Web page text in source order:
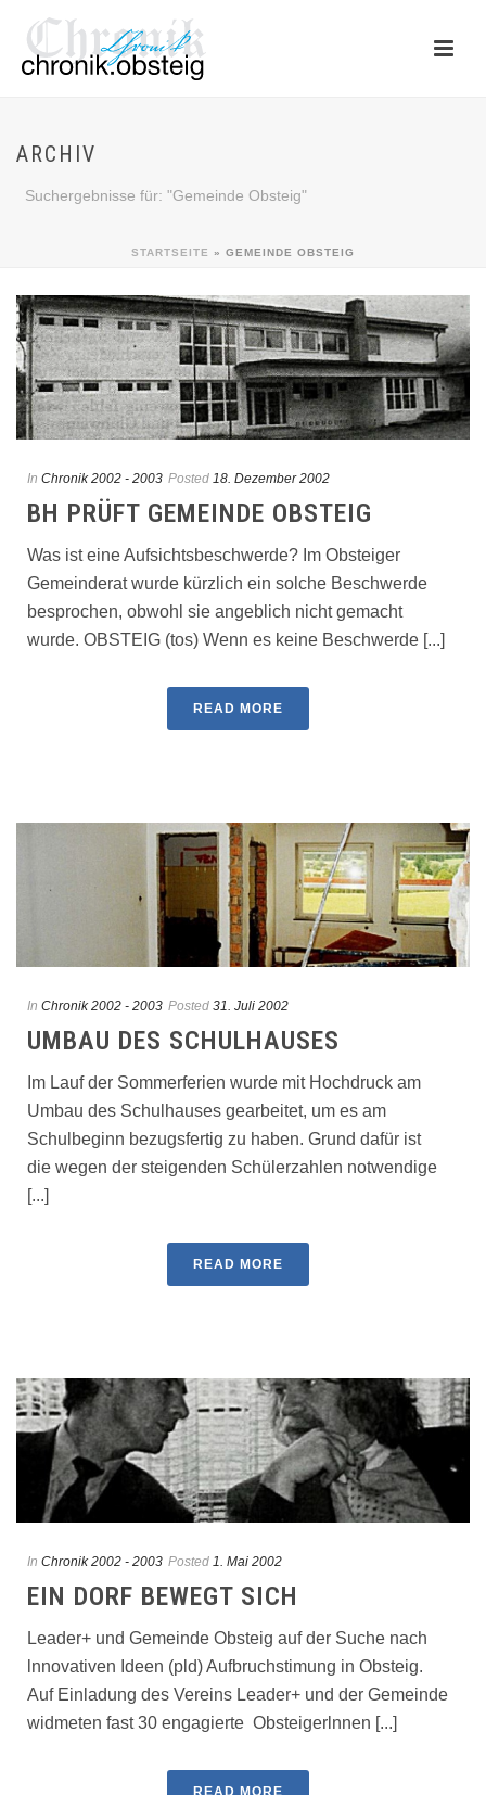
ARCHIV
Suchergebnisse für: "Gemeinde Obsteig"
STARTSEITE » GEMEINDE OBSTEIG
In Chronik 2002 - 2003 Posted 18. Dezember 2002
BH PRÜFT GEMEINDE OBSTEIG
Was ist eine Aufsichtsbeschwerde? Im Obsteiger
Gemeinderat wurde kürzlich ein solche Beschwerde
besprochen, obwohl sie angeblich nicht gemacht
wurde. OBSTEIG (tos) Wenn es keine Beschwerde [...]
READ MORE
In Chronik 2002 - 2003 Posted 31. Juli 2002
UMBAU DES SCHULHAUSES
Im Lauf der Sommerferien wurde mit Hochdruck am
Umbau des Schulhauses gearbeitet, um es am
Schulbeginn bezugsfertig zu haben. Grund dafür ist
die wegen der steigenden Schülerzahlen notwendige
[...]
READ MORE
In Chronik 2002 - 2003 Posted 1. Mai 2002
EIN DORF BEWEGT SICH
Leader+ und Gemeinde Obsteig auf der Suche nach
lnnovativen Ideen (pld) Aufbruchstimung in Obsteig.
Auf Einladung des Vereins Leader+ und der Gemeinde
widmeten fast 30 engagierte Obsteigerlnnen [...]
READ MORE